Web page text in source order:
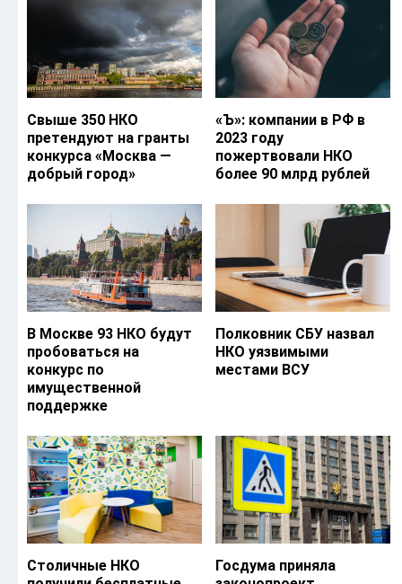
Свыше 350 НКО
претендуют на гранты
конкурса «Москва —
добрый город»
«Ъ‎»: компании в РФ в
2023 году
пожертвовали НКО
более 90 млрд рублей
В Москве 93 НКО будут
пробоваться на
конкурс по
имущественной
поддержке
Полковник СБУ назвал
НКО уязвимыми
местами ВСУ
Столичные НКО
Госдума приняла